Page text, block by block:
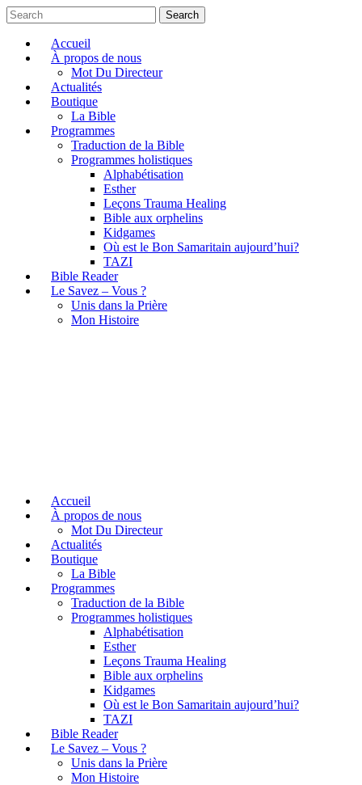
Search
Accueil
À propos de nous
Mot Du Directeur
Actualités
Boutique
La Bible
Programmes
Traduction de la Bible
Programmes holistiques
Alphabétisation
Esther
Leçons Trauma Healing
Bible aux orphelins
Kidgames
Où est le Bon Samaritain aujourd’hui?
TAZI
Bible Reader
Le Savez – Vous ?
Unis dans la Prière
Mon Histoire
Accueil
À propos de nous
Mot Du Directeur
Actualités
Boutique
La Bible
Programmes
Traduction de la Bible
Programmes holistiques
Alphabétisation
Esther
Leçons Trauma Healing
Bible aux orphelins
Kidgames
Où est le Bon Samaritain aujourd’hui?
TAZI
Bible Reader
Le Savez – Vous ?
Unis dans la Prière
Mon Histoire